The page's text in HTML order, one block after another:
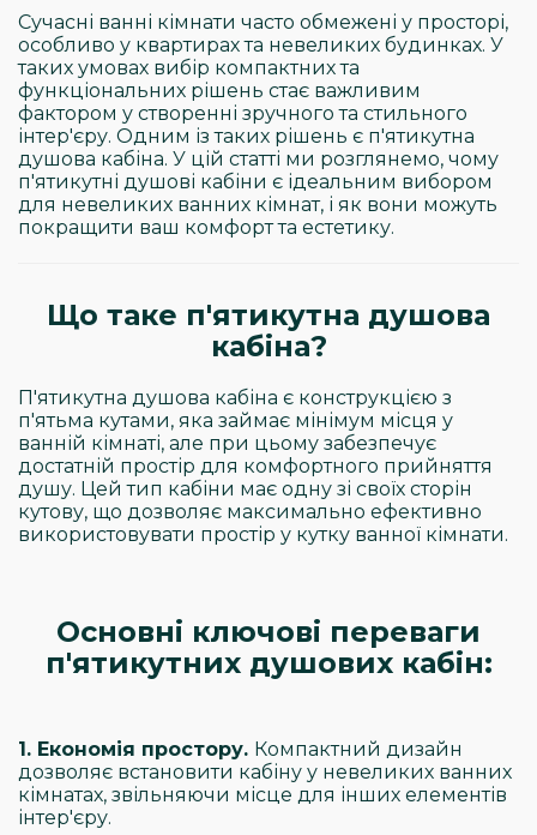
Сучасні ванні кімнати часто обмежені у просторі,
особливо у квартирах та невеликих будинках. У
таких умовах вибір компактних та
функціональних рішень стає важливим
фактором у створенні зручного та стильного
інтер'єру. Одним із таких рішень є п'ятикутна
душова кабіна. У цій статті ми розглянемо, чому
п'ятикутні душові кабіни є ідеальним вибором
для невеликих ванних кімнат, і як вони можуть
покращити ваш комфорт та естетику.
Що таке п'ятикутна душова
кабіна?
П'ятикутна душова кабіна є конструкцією з
п'ятьма кутами, яка займає мінімум місця у
ванній кімнаті, але при цьому забезпечує
достатній простір для комфортного прийняття
душу. Цей тип кабіни має одну зі своїх сторін
кутову, що дозволяє максимально ефективно
використовувати простір у кутку ванної кімнати.
Основні ключові переваги
п'ятикутних душових кабін:
1. Економія простору. Компактний дизайн
дозволяє встановити кабіну у невеликих ванних
кімнатах, звільняючи місце для інших елементів
інтер'єру.